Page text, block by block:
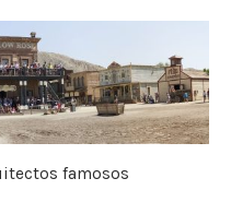
famosos